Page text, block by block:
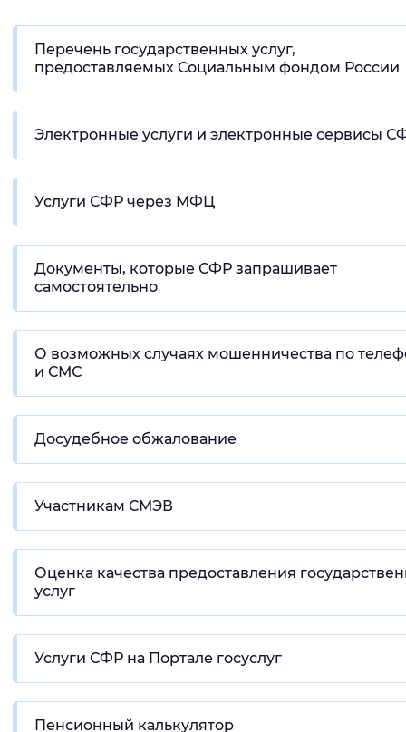
Перечень государственных услуг,
предоставляемых Социальным фондом России
Электронные услуги и электронные сервисы
Услуги СФР через МФЦ
Документы, которые СФР запрашивает
самостоятельно
О возможных случаях мошенничества по
и СМС
Досудебное обжалование
Участникам СМЭВ
Оценка качества предоставления
услуг
Услуги СФР на Портале госуслуг
Пенсионный калькулятор